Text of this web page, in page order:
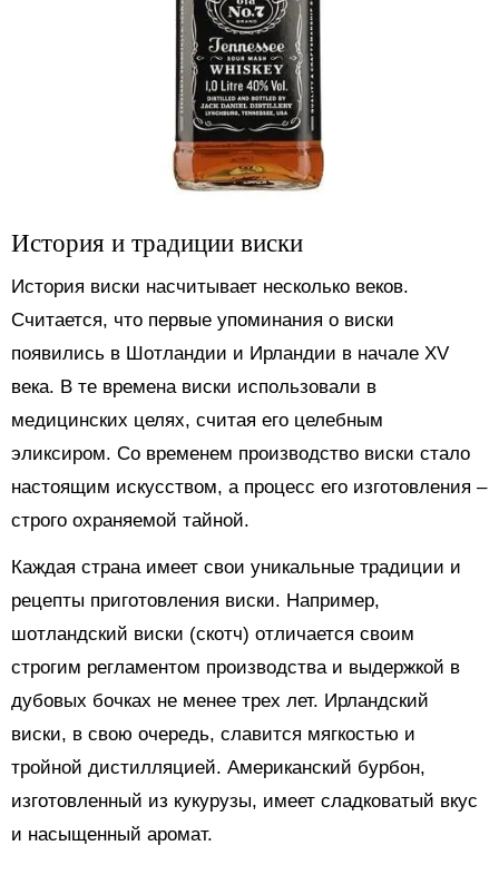
История и традиции виски
История виски насчитывает несколько веков.
Считается, что первые упоминания о виски
появились в Шотландии и Ирландии в начале XV
века. В те времена виски использовали в
медицинских целях, считая его целебным
эликсиром. Со временем производство виски стало
настоящим искусством, а процесс его изготовления –
строго охраняемой тайной.
Каждая страна имеет свои уникальные традиции и
рецепты приготовления виски. Например,
шотландский виски (скотч) отличается своим
строгим регламентом производства и выдержкой в
дубовых бочках не менее трех лет. Ирландский
виски, в свою очередь, славится мягкостью и
тройной дистилляцией. Американский бурбон,
изготовленный из кукурузы, имеет сладковатый вкус
и насыщенный аромат.